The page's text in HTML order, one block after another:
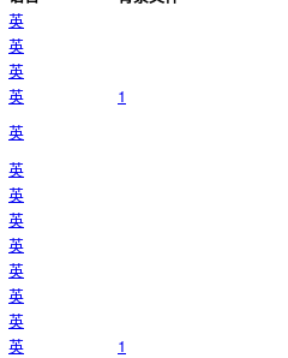
英
英
英
英
1
英
英
英
英
英
英
英
英
英
1